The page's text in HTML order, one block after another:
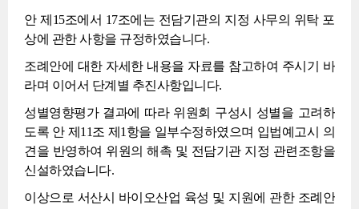
안 제15조에서 17조에는 전담기관의 지정 사무의 위탁 포
상에 관한 사항을 규정하였습니다.
조례안에 대한 자세한 내용을 자료를 참고하여 주시기 바
라며 이어서 단계별 추진사항입니다.
성별영향평가 결과에 따라 위원회 구성시 성별을 고려하
도록 안 제11조 제1항을 일부수정하였으며 입법예고시 의
견을 반영하여 위원의 해촉 및 전담기관 지정 관련조항을
신설하였습니다.
이상으로 서산시 바이오산업 육성 및 지원에 관한 조례안